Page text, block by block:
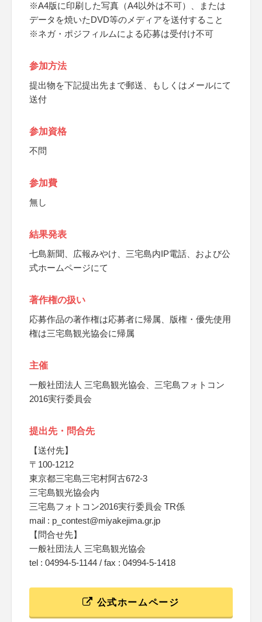
※A4版に印刷した写真（A4以外は不可）、または
データを焼いたDVD等のメディアを送付すること
※ネガ・ポジフィルムによる応募は受付け不可
参加方法
提出物を下記提出先まで郵送、もしくはメールにて
送付
参加資格
不問
参加費
無し
結果発表
七島新聞、広報みやけ、三宅島内IP電話、および公
式ホームページにて
著作権の扱い
応募作品の著作権は応募者に帰属、版権・優先使用
権は三宅島観光協会に帰属
主催
一般社団法人 三宅島観光協会、三宅島フォトコン
2016実行委員会
提出先・問合先
【送付先】
〒100-1212
東京都三宅島三宅村阿古672-3
三宅島観光協会内
三宅島フォトコン2016実行委員会 TR係
mail : p_contest@miyakejima.gr.jp
【問合せ先】
一般社団法人 三宅島観光協会
tel : 04994-5-1144 / fax : 04994-5-1418
公式ホームページ